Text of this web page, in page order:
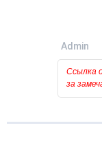
Admin
Ссылка
за